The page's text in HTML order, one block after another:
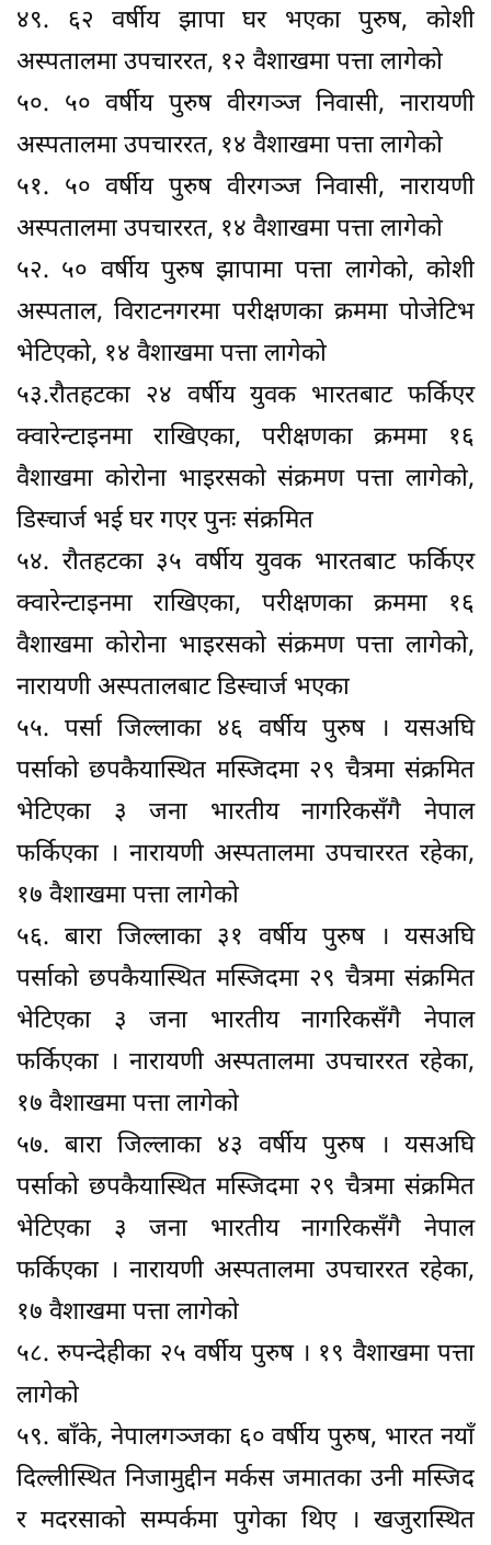
४९. ६२ वर्षीय झापा घर भएका पुरुष, कोशी
अस्पतालमा उपचाररत, १२ वैशाखमा पत्ता लागेको
५०. ५० वर्षीय पुरुष वीरगञ्ज निवासी, नारायणी
अस्पतालमा उपचाररत, १४ वैशाखमा पत्ता लागेको
५१. ५० वर्षीय पुरुष वीरगञ्ज निवासी, नारायणी
अस्पतालमा उपचाररत, १४ वैशाखमा पत्ता लागेको
५२. ५० वर्षीय पुरुष झापामा पत्ता लागेको, कोशी
अस्पताल, विराटनगरमा परीक्षणका क्रममा पोजेटिभ
भेटिएको, १४ वैशाखमा पत्ता लागेको
५३.रौतहटका २४ वर्षीय युवक भारतबाट फर्किएर
क्वारेन्टाइनमा राखिएका, परीक्षणका क्रममा १६
वैशाखमा कोरोना भाइरसको संक्रमण पत्ता लागेको,
डिस्चार्ज भई घर गएर पुनः संक्रमित
५४. रौतहटका ३५ वर्षीय युवक भारतबाट फर्किएर
क्वारेन्टाइनमा राखिएका, परीक्षणका क्रममा १६
वैशाखमा कोरोना भाइरसको संक्रमण पत्ता लागेको,
नारायणी अस्पतालबाट डिस्चार्ज भएका
५५. पर्सा जिल्लाका ४६ वर्षीय पुरुष । यसअघि
पर्साको छपकैयास्थित मस्जिदमा २९ चैत्रमा संक्रमित
भेटिएका ३ जना भारतीय नागरिकसँगै नेपाल
फर्किएका । नारायणी अस्पतालमा उपचाररत रहेका,
१७ वैशाखमा पत्ता लागेको
५६. बारा जिल्लाका ३१ वर्षीय पुरुष । यसअघि
पर्साको छपकैयास्थित मस्जिदमा २९ चैत्रमा संक्रमित
भेटिएका ३ जना भारतीय नागरिकसँगै नेपाल
फर्किएका । नारायणी अस्पतालमा उपचाररत रहेका,
१७ वैशाखमा पत्ता लागेको
५७. बारा जिल्लाका ४३ वर्षीय पुरुष । यसअघि
पर्साको छपकैयास्थित मस्जिदमा २९ चैत्रमा संक्रमित
भेटिएका ३ जना भारतीय नागरिकसँगै नेपाल
फर्किएका । नारायणी अस्पतालमा उपचाररत रहेका,
१७ वैशाखमा पत्ता लागेको
५८. रुपन्देहीका २५ वर्षीय पुरुष । १९ वैशाखमा पत्ता
लागेको
५९. बाँके, नेपालगञ्जका ६० वर्षीय पुरुष, भारत नयाँ
दिल्लीस्थित निजामुद्दीन मर्कस जमातका उनी मस्जिद
र मदरसाको सम्पर्कमा पुगेका थिए । खजुरास्थित